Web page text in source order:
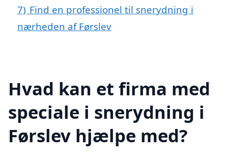
7) Find en professionel til snerydning i
nærheden af Førslev
Hvad kan et firma med
speciale i snerydning i
Førslev hjælpe med?